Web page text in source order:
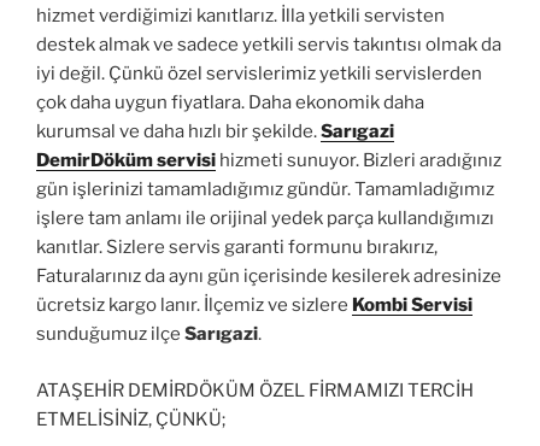
hizmet verdiğimizi kanıtlarız. İlla yetkili servisten
destek almak ve sadece yetkili servis takıntısı olmak da
iyi değil. Çünkü özel servislerimiz yetkili servislerden
çok daha uygun fiyatlara. Daha ekonomik daha
kurumsal ve daha hızlı bir şekilde.Sarıgazi
DemirDöküm servisi hizmeti sunuyor. Bizleri aradığınız
gün işlerinizi tamamladığımız gündür. Tamamladığımız
işlere tam anlamı ile orijinal yedek parça kullandığımızı
kanıtlar. Sizlere servis garanti formunu bırakırız,
Faturalarınız da aynı gün içerisinde kesilerek adresinize
ücretsiz kargo lanır. İlçemiz ve sizlere Kombi Servisi
sunduğumuz ilçe Sarıgazi.
ATAŞEHİR DEMİRDÖKÜM ÖZEL FİRMAMIZI TERCİH
ETMELİSİNİZ, ÇÜNKÜ;